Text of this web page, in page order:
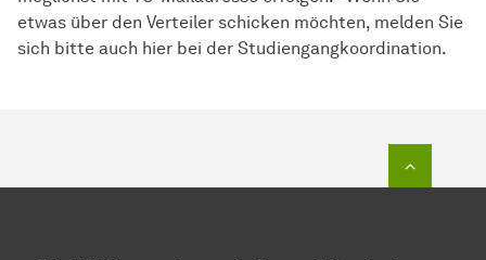
etwas über den Verteiler schicken möchten, melden Sie
sich bitte auch hier bei der Studiengangkoordination.